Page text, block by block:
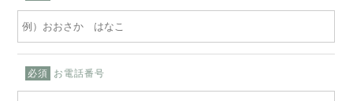
必須 お電話番号